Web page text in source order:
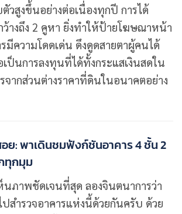
สูงขึ้นอย่างต่อเนื่องทุกปี การได้
างถึง 2 คูหา ยิ่งทำให้ป้ายโฆษณาหน้า
มีความโดดเด่น ดึงดูดสายตาผู้คนได้
ป็นการลงทุนที่ได้ทั้งกระแสเงินสดใน
จากส่วนต่างราคาที่ดินในอนาคตอย่าง
อย: พาเดินชมฟังก์ชันอาคาร 4 ชั้น 2
ทุกมุม
ภาพชัดเจนที่สุด ลองจินตนาการว่า
ไปสำรวจอาคารแห่งนี้ด้วยกันครับ ด้วย